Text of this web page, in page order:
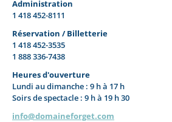
Administration
1 418 452-8111
Réservation / Billetterie
1 418 452-3535
1 888 336-7438
Heures d'ouverture
Lundi au dimanche : 9 h à 17 h
Soirs de spectacle : 9 h à 19 h 30
info@domaineforget.com